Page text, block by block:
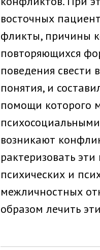
восточных
фликты, причины
повторяющихся
поведения свести
понятия, и
помо­щи которого
возникают
рактеризовать
психических и
межличностных
образом лечить